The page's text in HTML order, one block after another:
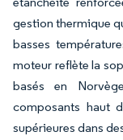
gestion thermique
basses
moteur reflète la
basés en
composants haut
supérieures dans